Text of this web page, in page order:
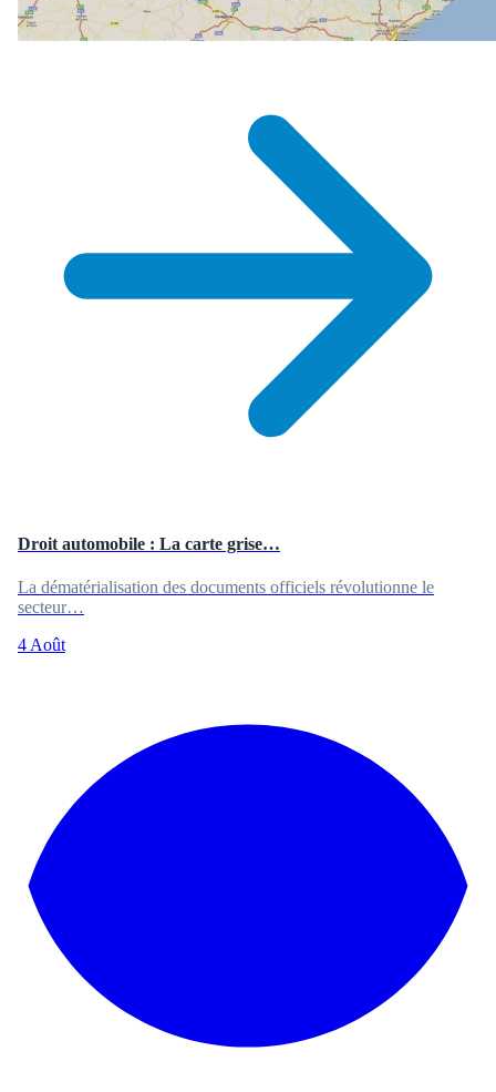
Droit automobile : La carte grise…
La dématérialisation des documents officiels révolutionne le
secteur…
4 Août